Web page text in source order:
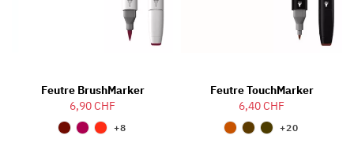
Feutre BrushMarker
6,90 CHF
+8
Feutre TouchMarker
6,40 CHF
+20